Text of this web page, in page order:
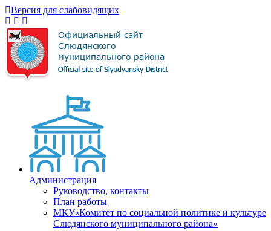
Версия для слабовидящих
Администрация
Руководство, контакты
План работы
МКУ«Комитет по социальной политике и культуре
Слюдянского муниципального района»